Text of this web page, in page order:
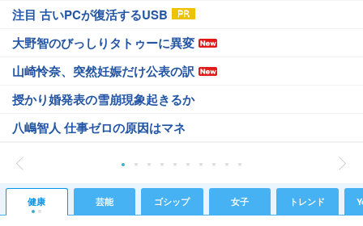
注目 古いPCが復活するUSB
大野智のびっしりタトゥーに異変
山崎怜奈、突然妊娠だけ公表の訳
授かり婚発表の雪崩現象起きるか
八嶋智人 仕事ゼロの原因はマネ
健康 芸能 ゴシップ 女子 トレンド